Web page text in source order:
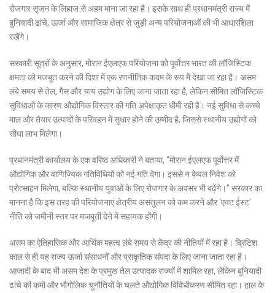
रोजगार सृजन के लिहाज से अहम माना जा रहा है। इसके साथ ही प्रधानमंत्री राज्य में
बुनियादी ढांचे, ऊर्जा और सामाजिक क्षेत्र से जुड़ी अन्य परियोजनाओं की भी आधारशिला
रखेंगे।
सरकारी सूत्रों के अनुसार, मोरान ईएलएफ परियोजना को पूर्वोत्तर भारत की लॉजिस्टिक
क्षमता को मजबूत करने की दिशा में एक रणनीतिक कदम के रूप में देखा जा रहा है। असम
लंबे समय से तेल, गैस और चाय उद्योग के लिए जाना जाता रहा है, लेकिन सीमित लॉजिस्टिक
सुविधाओं के कारण औद्योगिक विस्तार की गति अपेक्षाकृत धीमी रही है। नई सुविधा से कच्चे
माल और तैयार उत्पादों के परिवहन में सुधार होने की उम्मीद है, जिससे स्थानीय उद्योगों को
सीधा लाभ मिलेगा।
प्रधानमंत्री कार्यालय के एक वरिष्ठ अधिकारी ने बताया, “मोरान ईएलएफ पूर्वोत्तर में
औद्योगिक और वाणिज्यिक गतिविधियों को नई गति देगा। इससे न केवल निवेश को
प्रोत्साहन मिलेगा, बल्कि स्थानीय युवाओं के लिए रोजगार के अवसर भी बढ़ेंगे।” सरकार का
मानना है कि इस तरह की परियोजनाएं क्षेत्रीय असंतुलन को कम करने और ‘एक्ट ईस्ट’
नीति को जमीनी स्तर पर मजबूती देने में सहायक होंगी।
असम का ऐतिहासिक और आर्थिक महत्व लंबे समय से केंद्र की नीतियों में रहा है। ब्रिटिश
काल से ही यह राज्य ऊर्जा संसाधनों और प्राकृतिक संपदा के लिए जाना जाता रहा है।
आजादी के बाद भी असम देश के प्रमुख तेल उत्पादक राज्यों में शामिल रहा, लेकिन बुनियादी
ढांचे की कमी और भौगोलिक चुनौतियों के चलते औद्योगिक विविधीकरण सीमित रहा। हाल के